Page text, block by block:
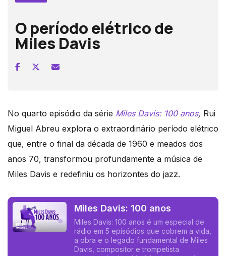
O período elétrico de
Miles Davis
No quarto episódio da série Miles Davis: 100 anos, Rui
Miguel Abreu explora o extraordinário período elétrico
que, entre o final da década de 1960 e meados dos
anos 70, transformou profundamente a música de
Miles Davis e redefiniu os horizontes do jazz.
Miles Davis: 100 anos
Miles Davis: 100 anos é um especial de
rádio em 5 episódios que cobrem a vida,
a obra e o legado fundamental de Miles
Davis, compositor e trompetista